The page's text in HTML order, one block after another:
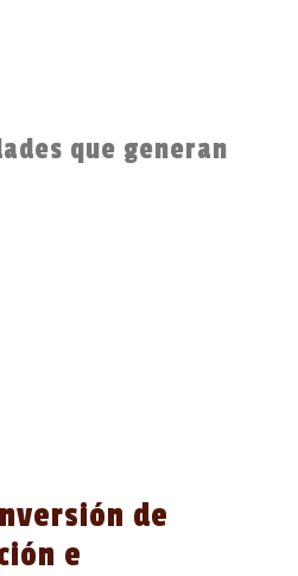
que generan
de
e